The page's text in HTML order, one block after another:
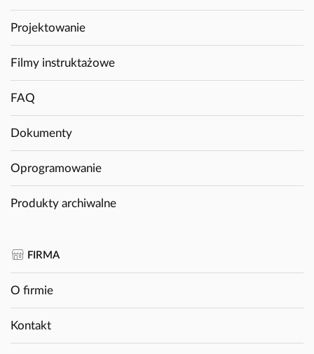
Projektowanie
Filmy instruktażowe
FAQ
Dokumenty
Oprogramowanie
Produkty archiwalne
FIRMA
O firmie
Kontakt